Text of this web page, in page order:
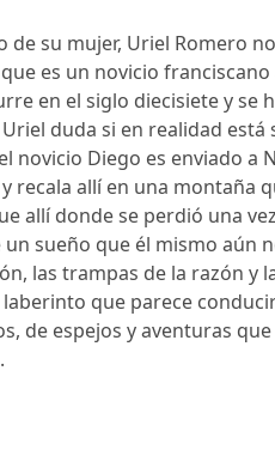
de su mujer, Uriel Romero
es un novicio
en el siglo diecisiete y se
duda si en realidad está
novicio Diego es enviado a
recala allí en una montaña
allí donde se perdió una
un sueño que él mismo aún
las trampas de la razón y
que parece
de espejos y aventuras